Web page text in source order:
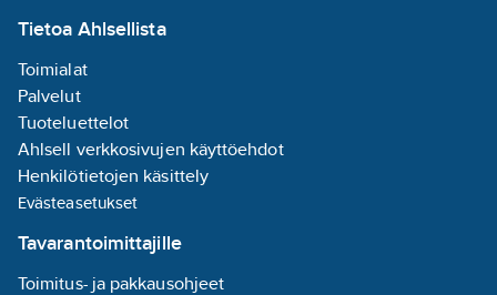
Tietoa Ahlsellista
Toimialat
Palvelut
Tuoteluettelot
Ahlsell verkkosivujen käyttöehdot
Henkilötietojen käsittely
Evästeasetukset
Tavarantoimittajille
Toimitus- ja pakkausohjeet